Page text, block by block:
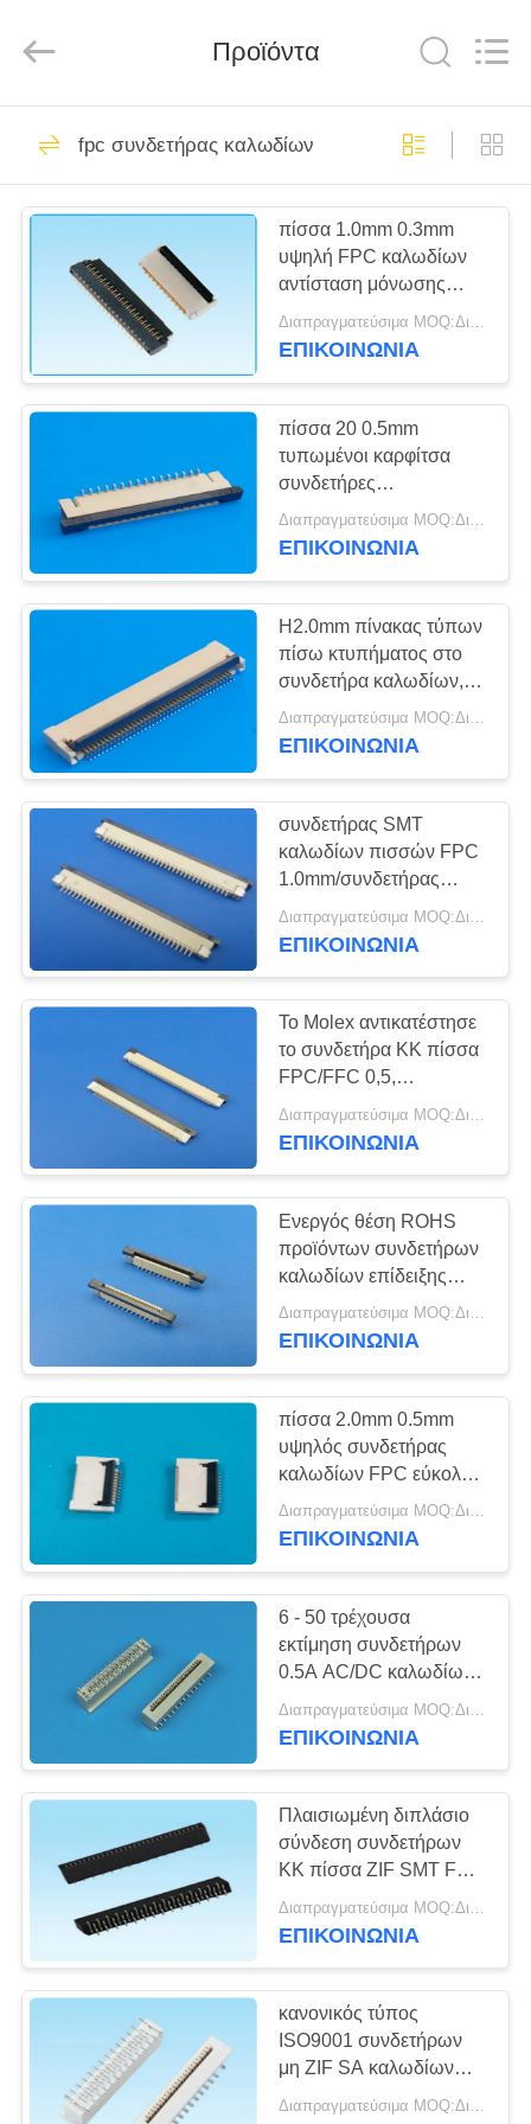
ΣΠΊΤΙ
ΠΡΟΪΌΝΤΑ
ΠΕΡΊΠΟΥ
ΕΜΕΊΣ
ΓΎΡΟΣ
ΕΡΓΟΣΤΑΣΊΩΝ
ΠΟΙΟΤΙΚΌΣ
ΈΛΕΓΧΟΣ
ΜΑΣ
ΕΠΑΦΉ
ΜΕ
ΖΗΤΉΣΤΕ
ΈΝΑ
ΑΠΌΣΠΑΣΜΑ
NEWS
SITEMAP
POLICY
Rights
Reserved.
fpc συνδετήρας
καλωδίων
πίνακας για να
επιβιβαστεί στο
συνδετήρα
85
usb συνδετήρας
τύπων γ
20
Συνδετήρας
γκοφρετών
Συνδετήρας
επιγραφών
καρφιτσών
θηλυκός
συνδετήρας
επιγραφών
22
Συνδετήρας καρτών
SIM
συνδετήρας καρτών
μνήμης
9
Προϊόντα
fpc συνδετήρας καλωδίων
πίσσα 1.0mm 0.3mm
υψηλή FPC καλωδίων
αντίσταση μόνωσης
συνδετήρων 500MΩ
ελάχιστη
Διαπραγματεύσιμα MOQ:Διαπραγματεύσιμο
ΕΠΙΚΟΙΝΩΝΙΑ
πίσσα 20 0.5mm
τυπωμένοι καρφίτσα
συνδετήρες
κυκλωμάτων, τύπος
συνδετήρων ZIF R/A
Διαπραγματεύσιμα MOQ:Διαπραγματεύσιμο
ΕΠΙΚΟΙΝΩΝΙΑ
H2.0mm πίνακας τύπων
πίσω κτυπήματος στο
συνδετήρα καλωδίων,
χρυσή επένδυση
λάμψης συνδετήρων
Διαπραγματεύσιμα MOQ:Διαπραγματεύσιμο
ΕΠΙΚΟΙΝΩΝΙΑ
συνδετήρας SMT
καλωδίων πισσών FPC
1.0mm/συνδετήρας
αντικατάστασης FPC
Molex υποδοχών
ΕΠΙΚΟΙΝΩΝΙΑ
Το Molex αντικατέστησε
το συνδετήρα ΚΚ πίσσα
FPC/FFC 0,5,
τυπωμένοι συνδετήρες
κυκλωμάτων στην
Διαπραγματεύσιμα MOQ:Διαπραγματεύσιμο
ΕΠΙΚΟΙΝΩΝΙΑ
Ενεργός θέση ROHS
προϊόντων συνδετήρων
καλωδίων επίδειξης
FPC ZIF LCD
υποχωρητική
Διαπραγματεύσιμα MOQ:Διαπραγματεύσιμο
ΕΠΙΚΟΙΝΩΝΙΑ
πίσσα 2.0mm 0.5mm
υψηλός συνδετήρας
καλωδίων FPC εύκολος
στο μαύρο τύπο
κτυπήματος R/A
Διαπραγματεύσιμα MOQ:Διαπραγματεύσιμο
ΕΠΙΚΟΙΝΩΝΙΑ
6 - 50 τρέχουσα
εκτίμηση συνδετήρων
0.5A AC/DC καλωδίων
καρφιτσών SMT FPC
για την επίδειξη των
ΕΠΙΚΟΙΝΩΝΙΑ
Πλαισιωμένη διπλάσιο
σύνδεση συνδετήρων
ΚΚ πίσσα ZIF SMT FPC
1,0 χωρίς κλειδαριά
Διαπραγματεύσιμα MOQ:Διαπραγματεύσιμο
ΕΠΙΚΟΙΝΩΝΙΑ
κανονικός τύπος
ISO9001 συνδετήρων
μη ZIF SA καλωδίων
πισσών H4.0mm FPC
Διαπραγματεύσιμα MOQ:Διαπραγματεύσιμο